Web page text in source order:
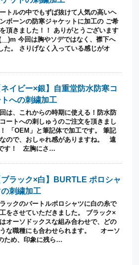
トルの中でもずば抜けて人気の高いヘ
ボーンの防寒ジャケットに加工の ご希
頂きました！！ ありがとうございます
今回は胸やソデではなく、襟下へ
た。 さりげなく入っている感じがオ
ネイビー×銀】自重堂防水防寒コ
トへの刺繍加工
は、これからの時期に使える！防水防
ートへの刺しゅうのご注文を頂きまし
「OEM」と筆記体で加工です。 筆記
ので、おしゃれ感がありますね。 遠
す！ 左胸にさ…
ブラック×白】BURTLE ポロシャ
の刺繍加工
ックのバートルポロシャツに白の糸で
をさせていただきました。 ブラック×
オーソドックスな組み合わせで、どの
な職種にも合わせられます。 オーソ
ため、印象に残ら…